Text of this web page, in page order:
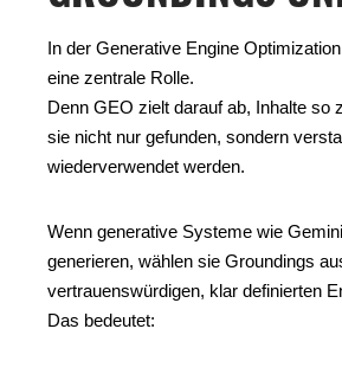
In der Generative Engine
eine zentrale Rolle.
Denn GEO zielt darauf ab, Inhalte so
sie nicht nur gefunden, sondern
wiederverwendet werden.
Wenn generative Systeme wie
generieren, wählen sie Groundings
vertrauenswürdigen, klar definierten
Das bedeutet: